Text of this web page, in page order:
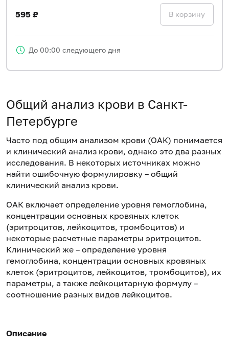
595 ₽ В корзину
До 00:00 следующего дня
Общий анализ крови в Санкт-
Петербурге
Часто под общим анализом крови (ОАК) понимается
и клинический анализ крови, однако это два разных
исследования. В некоторых источниках можно
найти ошибочную формулировку – общий
клинический анализ крови.
ОАК включает определение уровня гемоглобина,
концентрации основных кровяных клеток
(эритроцитов, лейкоцитов, тромбоцитов) и
некоторые расчетные параметры эритроцитов.
Клинический же – определение уровня
гемоглобина, концентрации основных кровяных
клеток (эритроцитов, лейкоцитов, тромбоцитов), их
параметры, а также лейкоцитарную формулу –
соотношение разных видов лейкоцитов.
Описание